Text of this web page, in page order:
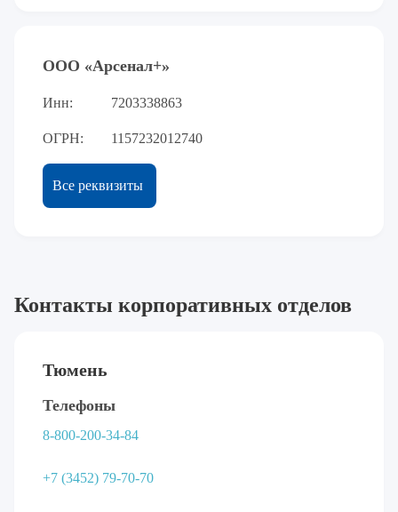
ООО «Арсенал+»
Инн: 7203338863
ОГРН: 1157232012740
Все реквизиты
Контакты корпоративных отделов
Тюмень
Телефоны
8-800-200-34-84
+7 (3452) 79-70-70